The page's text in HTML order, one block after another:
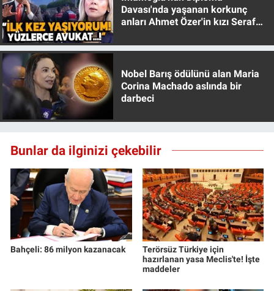
Davası'nda yaşanan korkunç
anları Ahmet Özer'in kızı Seraf
Nobel Barış ödülünü alan Maria
Corina Machado aslında bir
darbeci
Bunlar da ilginizi çekebilir
Bahçeli: 86 milyon kazanacak
Terörsüz Türkiye için
hazırlanan yasa Meclis'te! İşte
maddeler